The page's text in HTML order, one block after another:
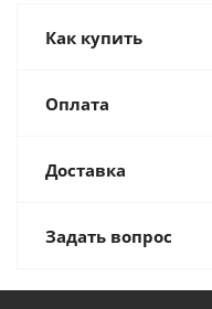
Как купить
Оплата
Доставка
Задать вопрос